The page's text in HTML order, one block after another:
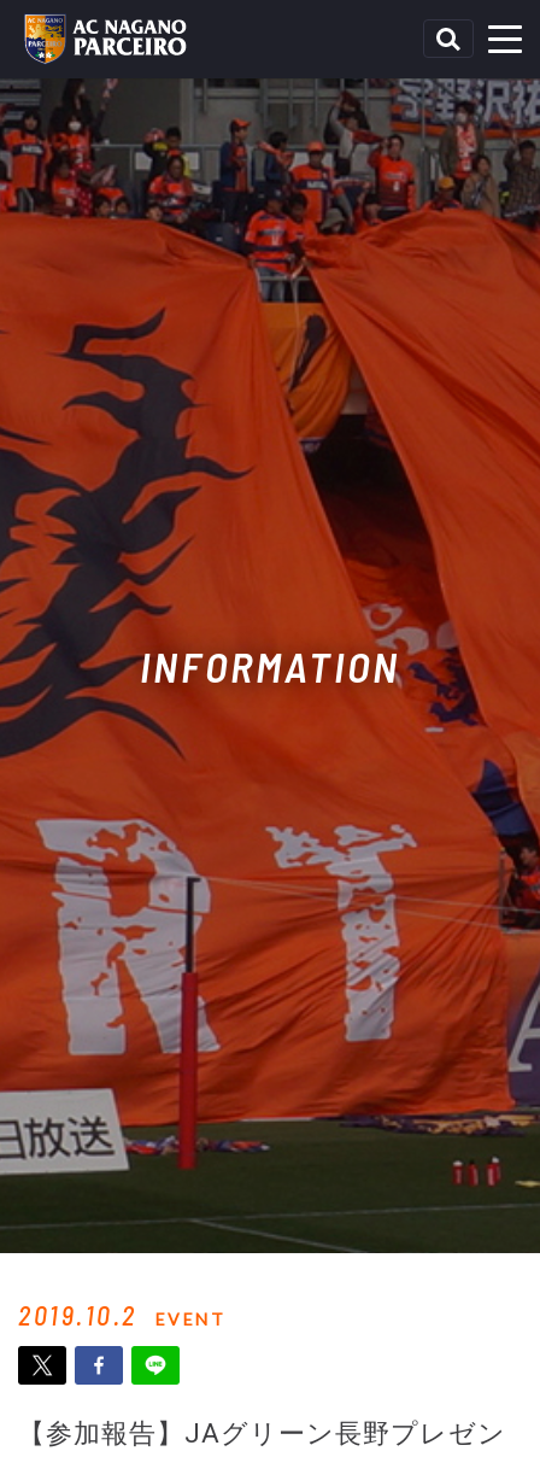
INFORMATION
2019.10.2 EVENT
【参加報告】JAグリーン長野プレゼン